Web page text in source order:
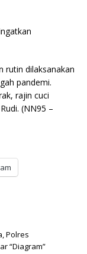
rutin dilaksanakan
pandemi.
rajin cuci
(NN95 –
Polres
“Diagram”